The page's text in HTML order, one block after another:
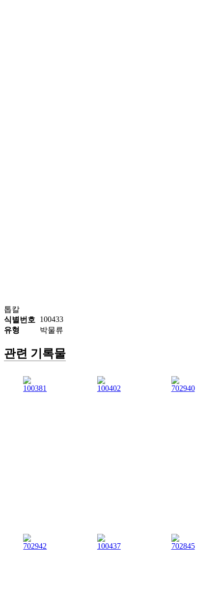
톱칼
식별번호
100433
유형
박물류
관련 기록물